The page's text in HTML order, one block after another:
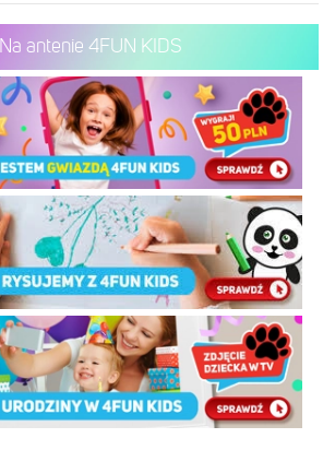
Na antenie 4FUN KIDS